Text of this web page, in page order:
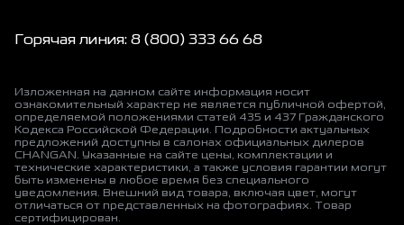
Горячая линия: 8 (800) 333 66 68
Изложенная на данном сайте информация носит
ознакомительный характер не является публичной офертой,
определяемой положениями статей 435 и 437 Гражданского
Кодекса Российской Федерации. Подробности актуальных
предложений доступны в салонах официальных дилеров
CHANGAN. Указанные на сайте цены, комплектации и
технические характеристики, а также условия гарантии могут
быть изменены в любое время без специального
уведомления. Внешний вид товара, включая цвет, могут
отличаться от представленных на фотографиях. Товар
сертифицирован.